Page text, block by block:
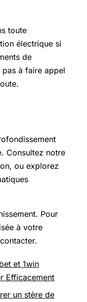
toute
électrique si
de
pas à faire appel
Consultez notre
ou explorez
Pour
à votre
et 1win
Efficacement
un stère de